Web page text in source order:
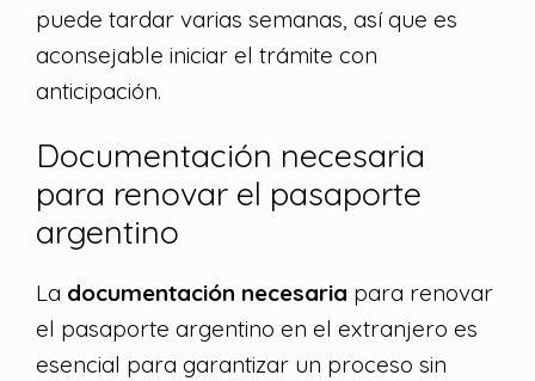
puede tardar varias semanas, así que es
aconsejable iniciar el trámite con
anticipación.
Documentación necesaria
para renovar el pasaporte
argentino
La documentación necesaria para renovar
el pasaporte argentino en el extranjero es
esencial para garantizar un proceso sin